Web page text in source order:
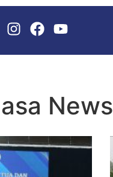
News